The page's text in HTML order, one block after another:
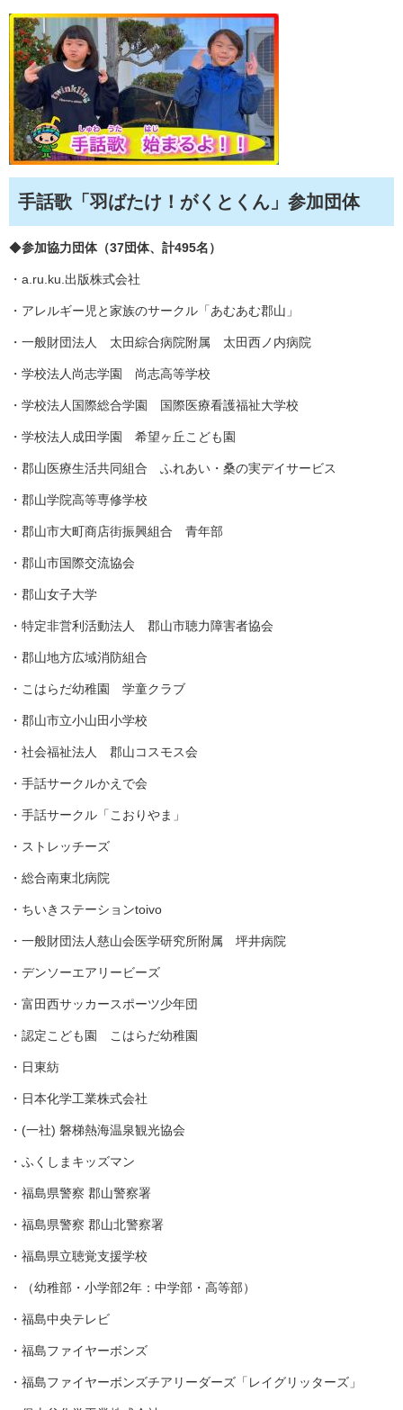
手話歌「羽ばたけ！がくとくん」参加団体
◆参加協力団体（37団体、計495名）
・a.ru.ku.出版株式会社
・アレルギー児と家族のサークル「あむあむ郡山」
・一般財団法人 太田綜合病院附属 太田西ノ内病院
・学校法人尚志学園 尚志高等学校
・学校法人国際総合学園 国際医療看護福祉大学校
・学校法人成田学園 希望ヶ丘こども園
・郡山医療生活共同組合 ふれあい・桑の実デイサービス
・郡山学院高等専修学校
・郡山市大町商店街振興組合 青年部
・郡山市国際交流協会
・郡山女子大学
・特定非営利活動法人 郡山市聴力障害者協会
・郡山地方広域消防組合
・こはらだ幼稚園 学童クラブ
・郡山市立小山田小学校
・社会福祉法人 郡山コスモス会
・手話サークルかえで会
・手話サークル「こおりやま」
・ストレッチーズ
・総合南東北病院
・ちいきステーションtoivo
・一般財団法人慈山会医学研究所附属 坪井病院
・デンソーエアリービーズ
・富田西サッカースポーツ少年団
・認定こども園 こはらだ幼稚園
・日東紡
・日本化学工業株式会社
・(一社) 磐梯熱海温泉観光協会
・ふくしまキッズマン
・福島県警察 郡山警察署
・福島県警察 郡山北警察署
・福島県立聴覚支援学校
・（幼稚部・小学部2年：中学部・高等部）
・福島中央テレビ
・福島ファイヤーボンズ
・福島ファイヤーボンズチアリーダーズ「レイグリッターズ」